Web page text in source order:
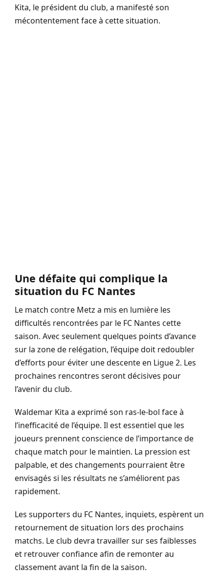
Kita, le président du club, a manifesté son
mécontentement face à cette situation.
Une défaite qui complique la
situation du FC Nantes
Le match contre Metz a mis en lumière les
difficultés rencontrées par le FC Nantes cette
saison. Avec seulement quelques points d’avance
sur la zone de relégation, l’équipe doit redoubler
d’efforts pour éviter une descente en Ligue 2. Les
prochaines rencontres seront décisives pour
l’avenir du club.
Waldemar Kita a exprimé son ras-le-bol face à
l’inefficacité de l’équipe. Il est essentiel que les
joueurs prennent conscience de l’importance de
chaque match pour le maintien. La pression est
palpable, et des changements pourraient être
envisagés si les résultats ne s’améliorent pas
rapidement.
Les supporters du FC Nantes, inquiets, espèrent un
retournement de situation lors des prochains
matchs. Le club devra travailler sur ses faiblesses
et retrouver confiance afin de remonter au
classement avant la fin de la saison.